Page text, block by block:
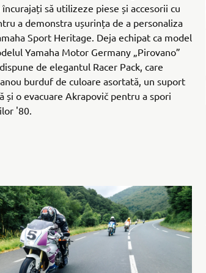
să utilizeze piese și accesorii cu
a demonstra ușurința de a personaliza
Sport Heritage. Deja echipat ca model
Yamaha Motor Germany „Pirovano”
de elegantul Racer Pack, care
burduf de culoare asortată, un suport
și o evacuare Akrapovič pentru a spori
'80.